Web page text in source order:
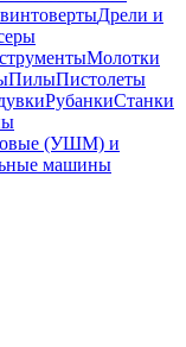
Дрели и
Молотки
ПилыПистолеты
РубанкиСтанки
(УШМ) и
машины